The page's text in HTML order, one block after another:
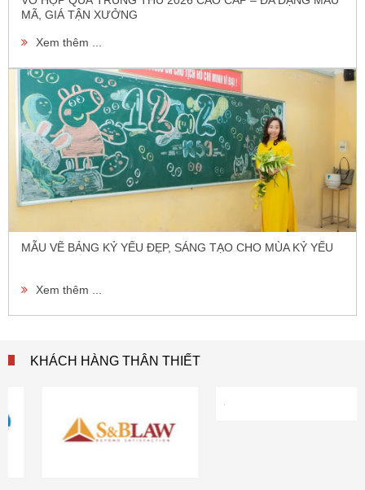
MÃ, GIÁ TẬN XƯỞNG
Xem thêm ...
MẪU VẼ BẢNG KỶ YẾU ĐẸP, SÁNG TẠO CHO MÙA KỶ YẾU
Xem thêm ...
KHÁCH HÀNG THÂN THIẾT